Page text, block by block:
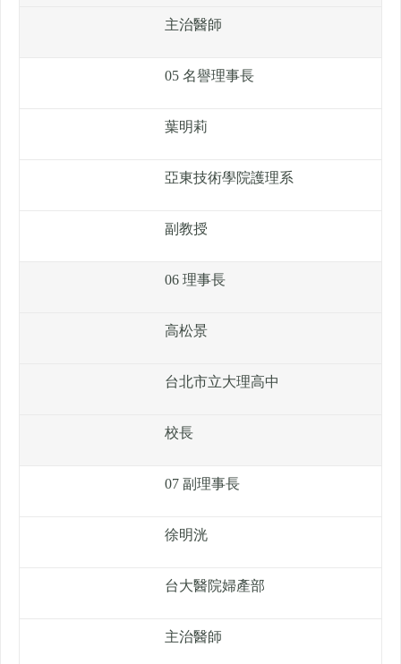
主治醫師
05 名譽理事長
葉明莉
亞東技術學院護理系
副教授
06 理事長
高松景
台北市立大理高中
校長
07 副理事長
徐明洸
台大醫院婦產部
主治醫師